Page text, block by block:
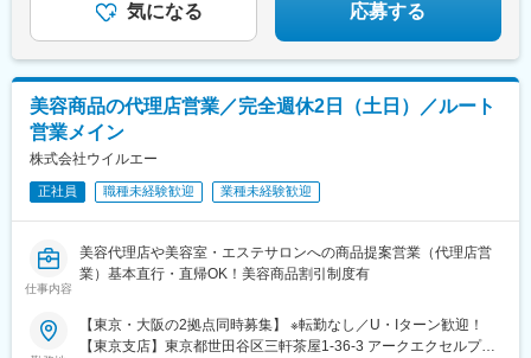
気になる 応募する
美容商品の代理店営業／完全週休2日（土日）／ルート
営業メイン
株式会社ウイルエー
正社員 職種未経験歓迎 業種未経験歓迎
仕事内容
美容代理店や美容室・エステサロンへの商品提案営業（代理店営
業）基本直行・直帰OK！美容商品割引制度有
【東京・大阪の2拠点同時募集】 ※転勤なし／U・Iターン歓迎！
【東京支店】東京都世田谷区三軒茶屋1-36-3 アークエクセルプラ